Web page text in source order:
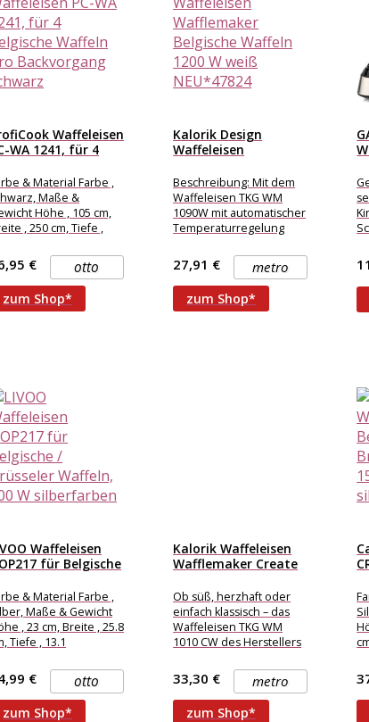
Waffeleisen
WA 1241, für 4
& Material Farbe ,
Maße &
Höhe , 105 cm,
, 250 cm, Tiefe ,
otto
€
zum Shop*
Kalorik Design
Waffeleisen
Belgische Waffeln
1200...
Beschreibung: Mit dem
Waffeleisen TKG WM
1090W mit automatischer
Temperaturregelung
Antihaftbeschichtung
zaubern Sie einfach die
leckersten Waffeln!
Wenn Sie
metro
27,91 €
zum Shop*
Waffeleisen
für Belgische
& Material Farbe ,
Maße & Gewicht
, 23 cm, Breite , 25.8
Tiefe , 13.1
otto
€
zum Shop*
Kalorik Waffeleisen
Wafflemaker Create
750...
Ob süß, herzhaft oder
einfach klassisch – das
Waffeleisen TKG WM
1010 CW des Herstellers
seinen leistungsstarken
metro
33,30 €
zum Shop*